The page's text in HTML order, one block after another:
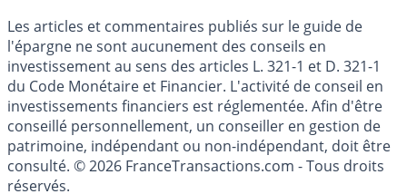
Cookies
Les articles et commentaires publiés sur le guide de
l'épargne ne sont aucunement des conseils en
investissement au sens des articles L. 321-1 et D. 321-1
du Code Monétaire et Financier. L'activité de conseil en
investissements financiers est réglementée. Afin d'être
conseillé personnellement, un conseiller en gestion de
patrimoine, indépendant ou non-indépendant, doit être